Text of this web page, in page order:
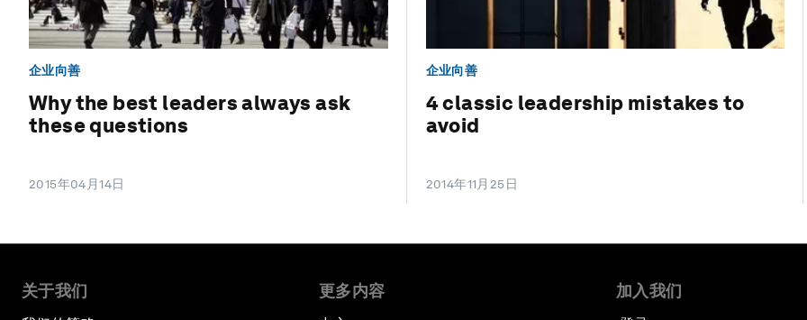
企业向善
Why the best leaders always ask
these questions
2015年04月14日
企业向善
4 classic leadership mistakes to
avoid
2014年11月25日
关于我们 更多内容 加入我们